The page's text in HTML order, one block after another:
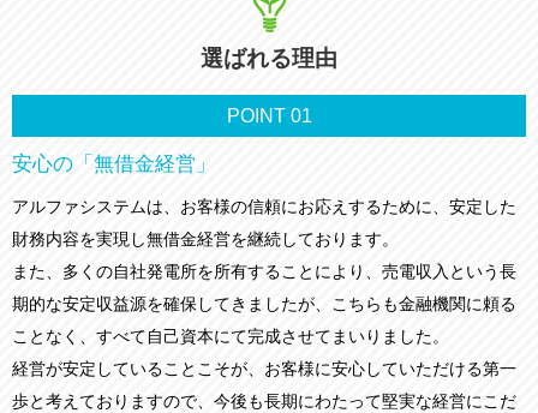
選ばれる理由
POINT01
安心の「無借金経営」
アルファシステムは、お客様の信頼にお応えするために、安定した
財務内容を実現し無借金経営を継続しております。
また、多くの自社発電所を所有することにより、売電収入という長
期的な安定収益源を確保してきましたが、こちらも金融機関に頼る
ことなく、すべて自己資本にて完成させてまいりました。
経営が安定していることこそが、お客様に安心していただける第一
歩と考えておりますので、今後も長期にわたって堅実な経営にこだ